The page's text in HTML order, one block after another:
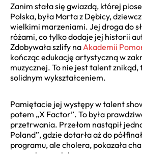
Zanim stała się gwiazdą, której
Polska, była Marta z Dębicy,
wielkimi marzeniami. Jej droga do
różami, co tylko dodaje jej historii
Zdobywała szlify na Akademii
kończąc edukację artystyczną w
muzycznej. To nie jest talent
solidnym wykształceniem.
Pamiętacie jej występy w talent
potem „X Factor”. To była
przetrwania. Przełom nastąpił
Poland”, gdzie dotarła aż do
programu, ale cholera, pokazała